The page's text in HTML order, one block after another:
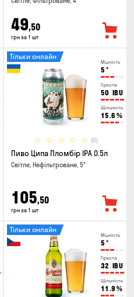
49,50
грн за 1 шт
Міцність
5 °
Гіркота
50 IBU
Щільність
15.6 %
(0)
Тільки онлайн
Пиво Ципа Пломбір IPA 0.5л
Світле, Нефільтроване, 5°
105,50
грн за 1 шт
Міцність
5 °
Гіркота
32 IBU
Щільність
11.9 %
Тільки онлайн